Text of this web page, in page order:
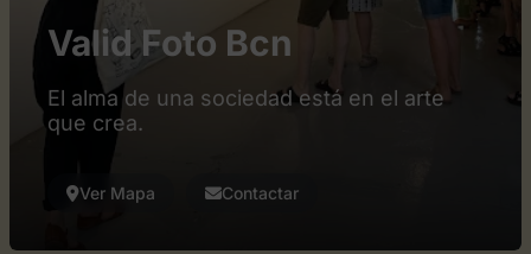
Valid Foto Bcn
El alma de una sociedad está en el arte
que crea.
Ver Mapa Contactar